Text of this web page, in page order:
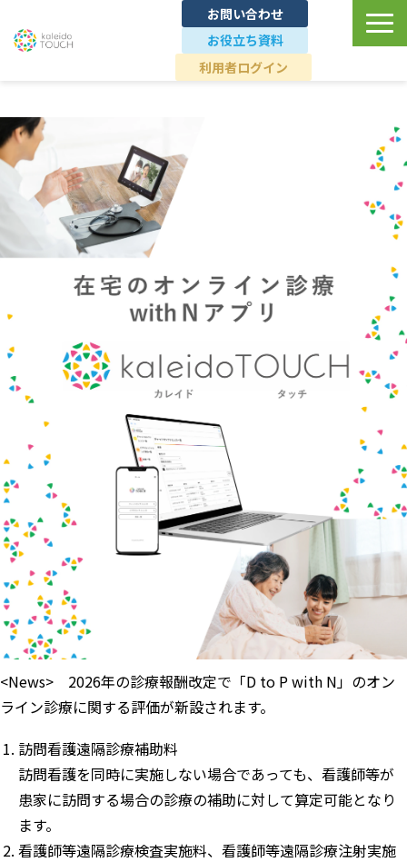
お問い合わせ
お役立ち資料
利用者ログイン
ユースケース
導入事例
料金プラン
ブランドへの想い
<News> 2026年の診療報酬改定で「D to P with N」のオン
ライン診療に関する評価が新設されます。
訪問看護遠隔診療補助料
訪問看護を同時に実施しない場合であっても、看護師等が
患家に訪問する場合の診療の補助に対して算定可能となり
ます。
看護師等遠隔診療検査実施料、看護師等遠隔診療注射実施